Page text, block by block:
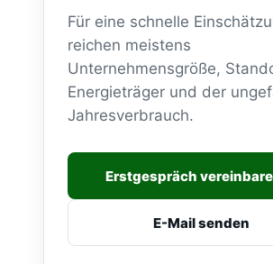
Für eine schnelle
reichen meistens
Unternehmensgröße,
Energieträger und der
Jahresverbrauch.
Erstgespräch
E-Mail senden